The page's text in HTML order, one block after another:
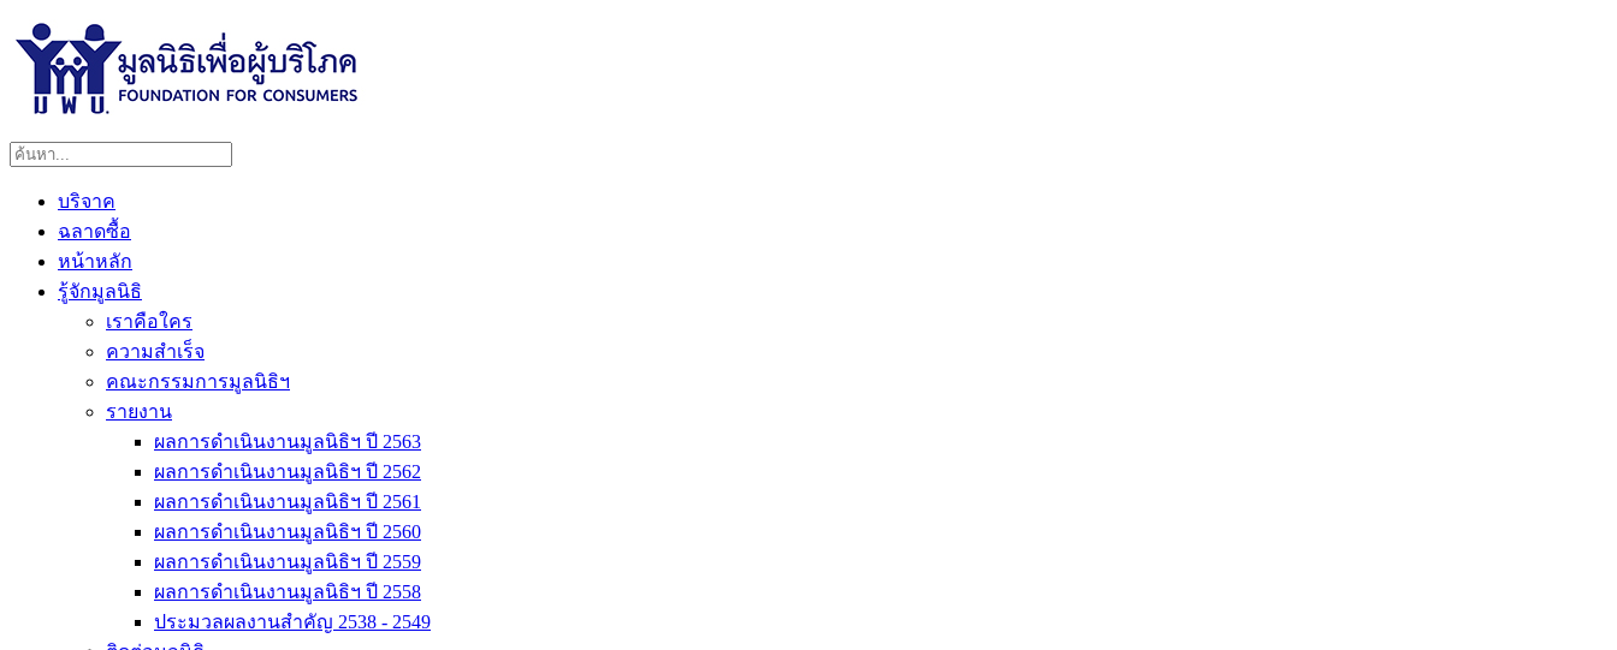
บริจาค
ฉลาดซื้อ
หน้าหลัก
รู้จักมูลนิธิ
เราคือใคร
ความสำเร็จ
คณะกรรมการมูลนิธิฯ
รายงาน
ผลการดำเนินงานมูลนิธิฯ ปี 2563
ผลการดำเนินงานมูลนิธิฯ ปี 2562
ผลการดำเนินงานมูลนิธิฯ ปี 2561
ผลการดำเนินงานมูลนิธิฯ ปี 2560
ผลการดำเนินงานมูลนิธิฯ ปี 2559
ผลการดำเนินงานมูลนิธิฯ ปี 2558
ประมวลผลงานสำคัญ 2538 - 2549